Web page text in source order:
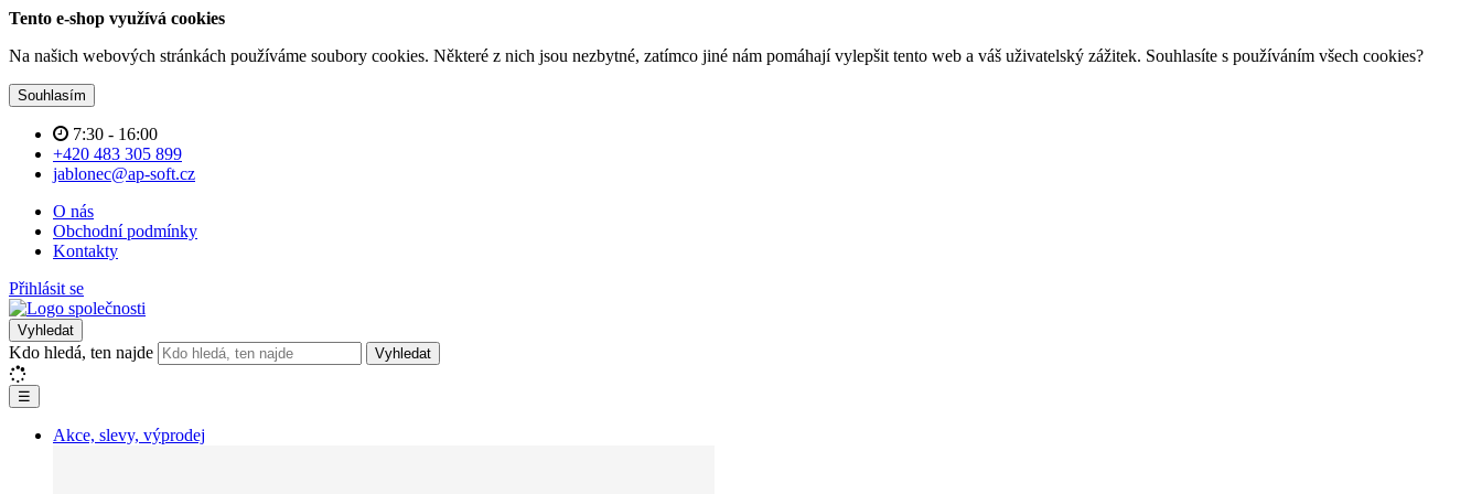
Tento e-shop využívá cookies
Na našich webových stránkách používáme soubory cookies. Některé z nich jsou nezbytné, zatímco jiné nám pomáhají vylepšit tento web a váš uživatelský zážitek. Souhlasíte s používáním všech cookies?
Souhlasím
7:30 - 16:00
+420 483 305 899
jablonec@ap-soft.cz
O nás
Obchodní podmínky
Kontakty
Přihlásit se
Vyhledat
Kdo hledá, ten najde Vyhledat
☰
Akce, slevy, výprodej